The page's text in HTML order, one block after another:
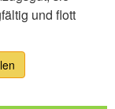
und flott